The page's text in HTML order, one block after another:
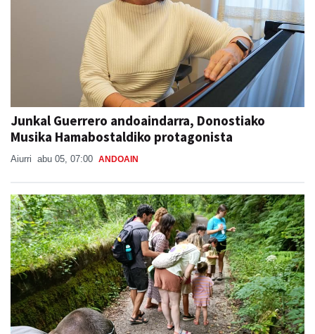
Junkal Guerrero andoaindarra, Donostiako
Musika Hamabostaldiko protagonista
Aiurri abu 05, 07:00 ANDOAIN